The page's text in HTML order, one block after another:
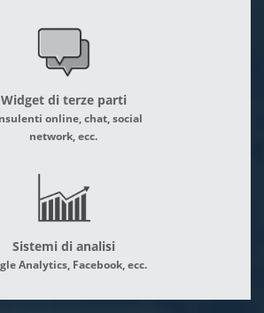
Widget di terze parti
online, chat, social
network, ecc.
Sistemi di analisi
Analytics, Facebook, ecc.